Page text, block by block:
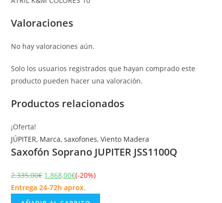
Valoraciones
No hay valoraciones aún.
Solo los usuarios registrados que hayan comprado este
producto pueden hacer una valoración.
Productos relacionados
¡Oferta!
JÚPITER, Marca,saxofones,Viento Madera
Saxofón Soprano JUPITER JSS1100Q
2.335,00€ 1.868,00€(-20%)
Entrega 24-72h aprox.